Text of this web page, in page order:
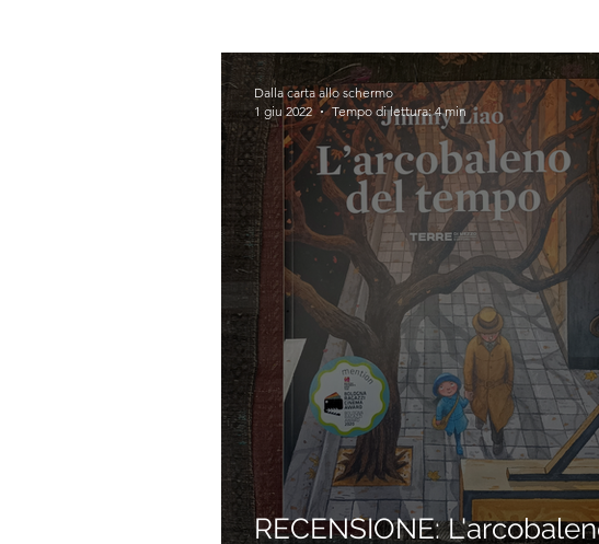
RECENSIONE:
Dalla carta allo schermo
1 giu 2022
Tempo di lettura: 4 min